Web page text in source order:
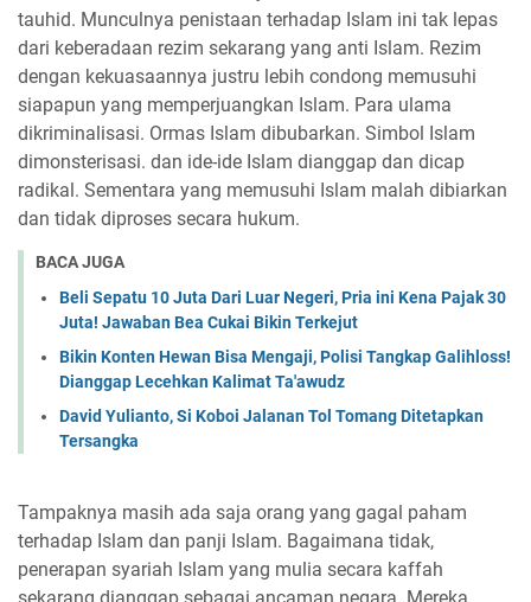
tauhid. Munculnya penistaan terhadap Islam ini tak lepas
dari keberadaan rezim sekarang yang anti Islam. Rezim
dengan kekuasaannya justru lebih condong memusuhi
siapapun yang memperjuangkan Islam. Para ulama
dikriminalisasi. Ormas Islam dibubarkan. Simbol Islam
dimonsterisasi. dan ide-ide Islam dianggap dan dicap
radikal. Sementara yang memusuhi Islam malah dibiarkan
dan tidak diproses secara hukum.
BACA JUGA
Beli Sepatu 10 Juta Dari Luar Negeri, Pria ini Kena Pajak 30
Juta! Jawaban Bea Cukai Bikin Terkejut
Bikin Konten Hewan Bisa Mengaji, Polisi Tangkap Galihloss!
Dianggap Lecehkan Kalimat Ta'awudz
David Yulianto, Si Koboi Jalanan Tol Tomang Ditetapkan
Tersangka
Tampaknya masih ada saja orang yang gagal paham
terhadap Islam dan panji Islam. Bagaimana tidak,
penerapan syariah Islam yang mulia secara kaffah